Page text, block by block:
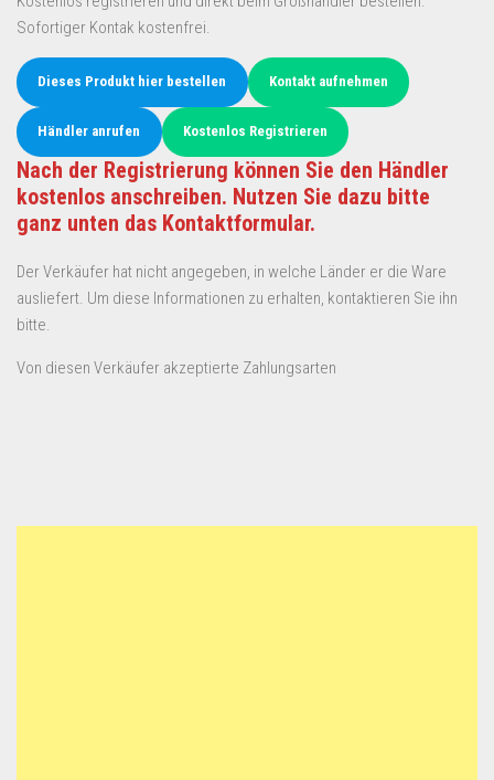
Sofortiger Kontak kostenfrei.
Dieses Produkt hier bestellen Kontakt aufnehmen
Händler anrufen Kostenlos Registrieren
Nach der Registrierung können Sie den Händler
kostenlos anschreiben. Nutzen Sie dazu bitte
ganz unten das Kontaktformular.
Der Verkäufer hat nicht angegeben, in welche Länder er die Ware
ausliefert. Um diese Informationen zu erhalten, kontaktieren Sie ihn
bitte.
Von diesen Verkäufer akzeptierte Zahlungsarten